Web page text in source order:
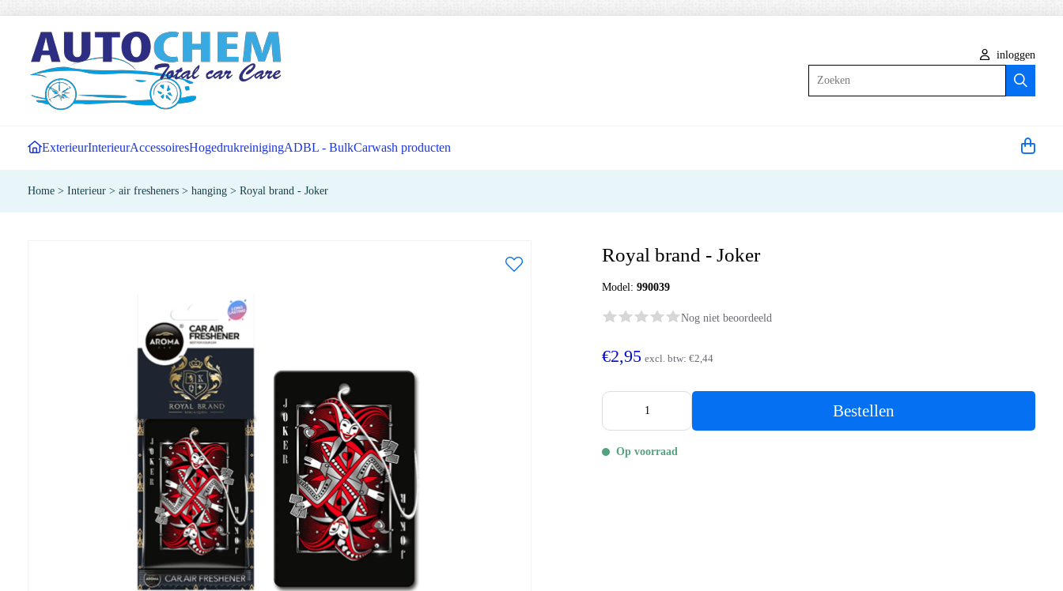
inloggen
ExterieurInterieurAccessoiresHogedrukreinigingADBL - BulkCarwash producten
Home > Interieur > air fresheners > hanging > Royal brand - Joker
Royal brand - Joker
Model:990039
Nog niet beoordeeld
€2,95 excl. btw:€2,44
Bestellen
Op voorraad